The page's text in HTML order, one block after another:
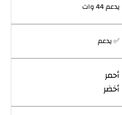
يدعم 44 وات
✅ يدعم
أحمر
أخضر